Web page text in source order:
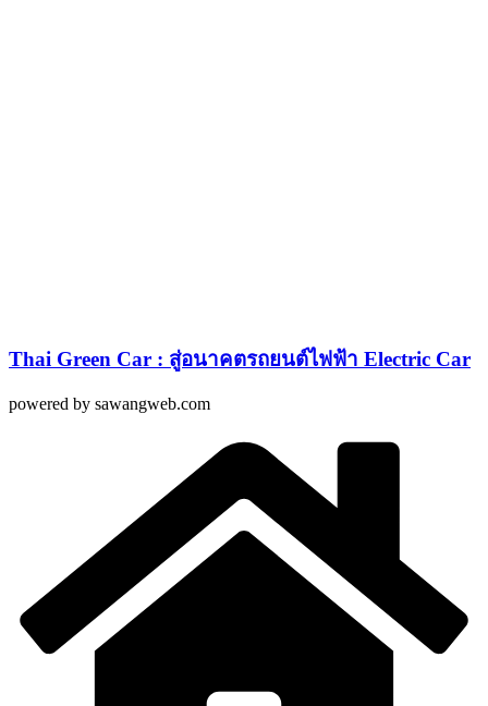
Thai Green Car : สู่อนาคตรถยนต์ไฟฟ้า Electric Car
powered by sawangweb.com